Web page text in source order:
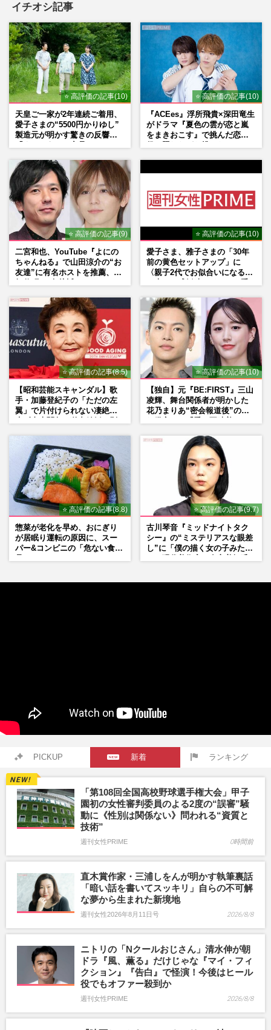
イチオシ記事
⭐ 高評価の記事(10)
天皇ご一家が2年連続ご着用、
愛子さまの“5500円かりゆし”
製造元が明かす驚きの反響
⭐ 高評価の記事(10)
『ACEes』浮所飛貴×深田竜生
がドラマ『夏色の雲が恋と嵐
をまきおこす』で挑んだ恋人
⭐ 高評価の記事(9)
二宮和也、YouTube『よにの
ちゃんねる』で山田涼介の“お
友達”に有名ホストを推薦、歌
⭐ 高評価の記事(10)
愛子さま、雅子さまの「30年
前の黄色セットアップ」に
〈親子2代でお似合いになる〉
⭐ 高評価の記事(8.5)
【昭和芸能スキャンダル】歌
手・加藤登紀子の「ただの左
翼」で片付けられない凄絶半
⭐ 高評価の記事(10)
【独自】元『BE:FIRST』三山
凌輝、舞台関係者が明かした
花乃まりあ“密会報道後”の呆
⭐ 高評価の記事(8.8)
惣菜が老化を早め、おにぎり
が居眠り運転の原因に、スー
パー&コンビニの「危ない食
⭐ 高評価の記事(9.7)
古川琴音『ミッドナイトタク
シー』の“ミステリアスな眼差
し”に「僕の描く女の子みた
PICKUP 新着 ランキング
「第108回全国高校野球選手権大会」甲子
園初の女性審判委員のよる2度の“誤審”騒
動に《性別は関係ない》問われる“資質と
技術”
週刊女性PRIME 0時間前
直木賞作家・三浦しをんが明かす執筆裏話
「暗い話を書いてスッキリ」自らの不可解
な夢から生まれた新境地
週刊女性2026年8月11日号 2026/8/8
ニトリの「Nクールおじさん」清水伸が朝
ドラ『風、薫る』だけじゃな『マイ・フィ
クション』『告白』で怪演！今後はヒール
役でもオファー殺到か
週刊女性PRIME 2026/8/8